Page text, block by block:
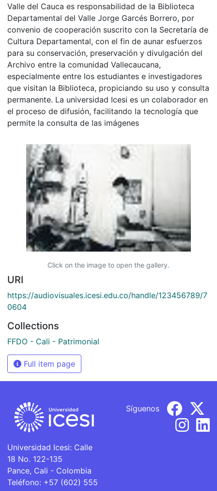
Valle del Cauca es responsabilidad de la Biblioteca
Departamental del Valle Jorge Garcés Borrero, por
convenio de cooperación suscrito con la Secretaría de
Cultura Departamental, con el fin de aunar esfuerzos
para su conservación, preservación y divulgación del
Archivo entre la comunidad Vallecaucana,
especialmente entre los estudiantes e investigadores
que visitan la Biblioteca, propiciando su uso y consulta
permanente. La universidad Icesi es un colaborador en
el proceso de difusión, facilitando la tecnología que
permite la consulta de las imágenes
Click on the image to open the gallery.
URI
https://audiovisuales.icesi.edu.co/handle/123456789/7
0604
Collections
FFDO - Cali - Patrimonial
Full item page
Universidad Icesi: Calle
18 No. 122-135
Pance, Cali - Colombia
Teléfono: +57 (602) 555
Síguenos